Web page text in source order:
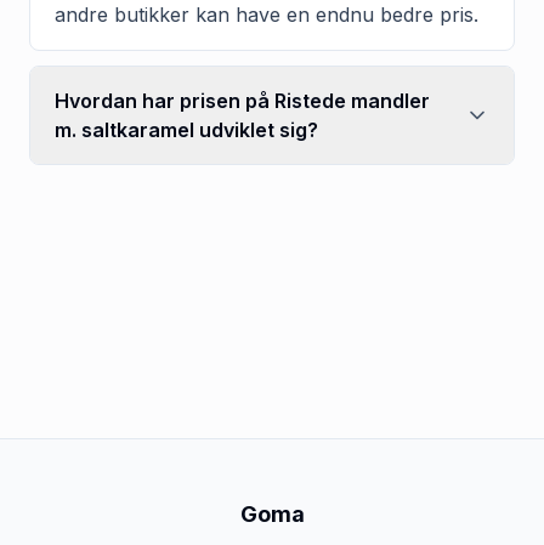
andre butikker kan have en endnu bedre pris.
Hvordan har prisen på Ristede mandler
m. saltkaramel udviklet sig?
Goma